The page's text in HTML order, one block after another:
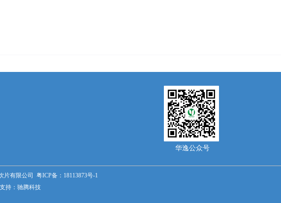
片有限公司 粤ICP备：18113873号-1
持： 驰腾科技
华逸公众号